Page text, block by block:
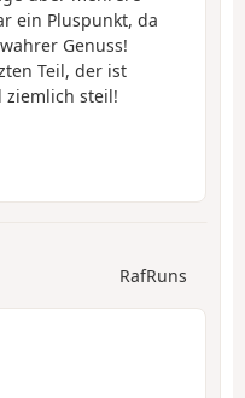
ein Pluspunkt, da
Genuss!
Teil, der ist
steil!
RafRuns